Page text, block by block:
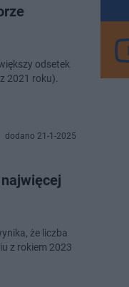
odsetek
2021 roku).
dodano 21-1-2025
że liczba
z rokiem 2023